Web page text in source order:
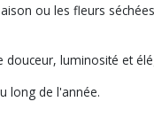
ou les fleurs
luminosité et
long de l'année.